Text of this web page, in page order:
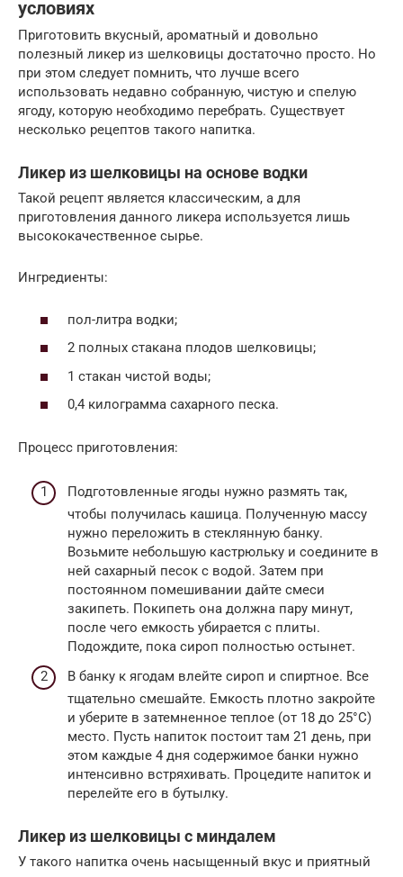
условиях
Приготовить вкусный, ароматный и довольно
полезный ликер из шелковицы достаточно просто. Но
при этом следует помнить, что лучше всего
использовать недавно собранную, чистую и спелую
ягоду, которую необходимо перебрать. Существует
несколько рецептов такого напитка.
Ликер из шелковицы на основе водки
Такой рецепт является классическим, а для
приготовления данного ликера используется лишь
высококачественное сырье.
Ингредиенты:
пол-литра водки;
2 полных стакана плодов шелковицы;
1 стакан чистой воды;
0,4 килограмма сахарного песка.
Процесс приготовления:
Подготовленные ягоды нужно размять так,
чтобы получилась кашица. Полученную массу
нужно переложить в стеклянную банку.
Возьмите небольшую кастрюльку и соедините в
ней сахарный песок с водой. Затем при
постоянном помешивании дайте смеси
закипеть. Покипеть она должна пару минут,
после чего емкость убирается с плиты.
Подождите, пока сироп полностью остынет.
В банку к ягодам влейте сироп и спиртное. Все
тщательно смешайте. Емкость плотно закройте
и уберите в затемненное теплое (от 18 до 25°С)
место. Пусть напиток постоит там 21 день, при
этом каждые 4 дня содержимое банки нужно
интенсивно встряхивать. Процедите напиток и
перелейте его в бутылку.
Ликер из шелковицы с миндалем
У такого напитка очень насыщенный вкус и приятный